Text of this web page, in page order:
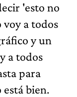
'esto no
voy a todos
y un
a todos
para
está bien.